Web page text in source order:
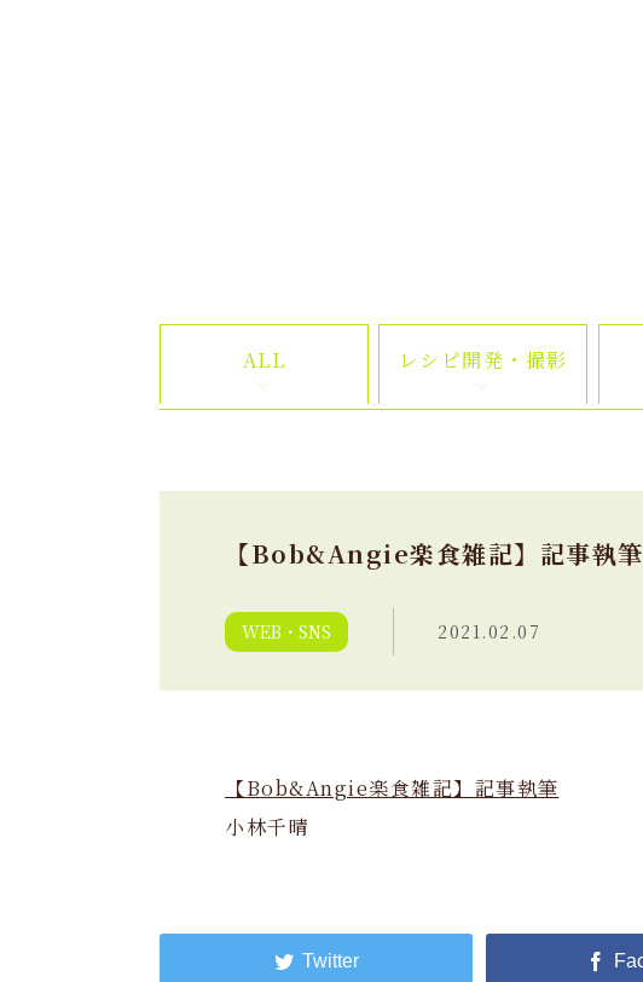
ALL レシピ開発・撮影
【Bob&Angie楽食雑記】記事執筆
WEB・SNS 2021.02.07
【Bob&Angie楽食雑記】記事執筆
小林千晴